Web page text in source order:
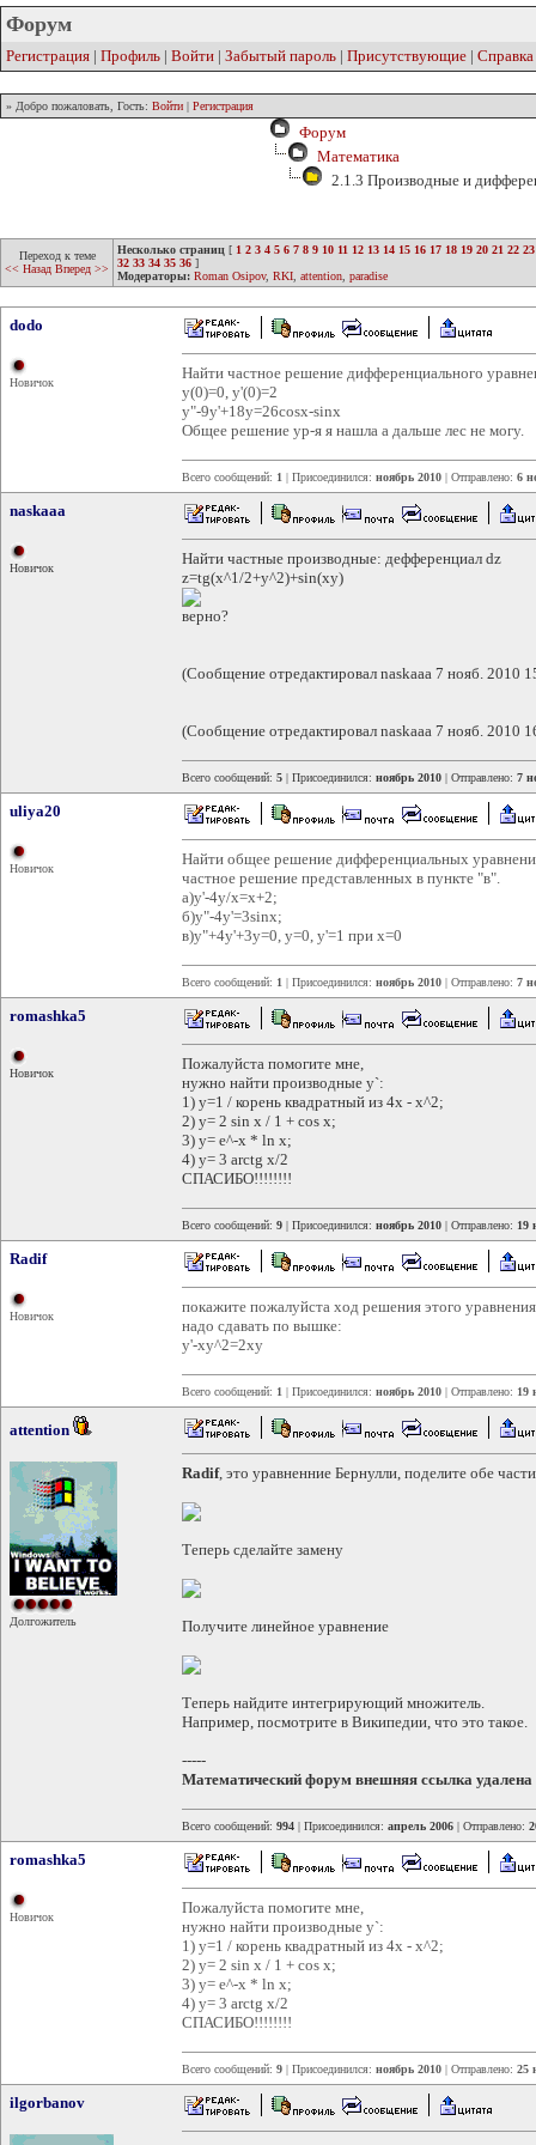
Форум
Регистрация | Профиль | Войти | Забытый пароль | Присутствующие | Справка
» Добро пожаловать, Гость: Войти | Регистрация
Форум
Математика
2.1.3 Производные и
Переход к теме
<< Назад Вперед >>
Несколько страниц [ 1 2 3 4 5 6 7 8 9 10 11 12 13 14 15 16 17 18 19 20 21 22 23
32 33 34 35 36 ]
Модераторы: Roman Osipov, RKI attention paradise
dodo
Новичок
Найти частное решение дифференциального
y(0)=0, y'(0)=2
y"-9у'+18у=26cosx-sinx
Общее решение ур-я я нашла а дальше лес не могу.
Всего сообщений: 1 | Присоединился: ноябрь 2010 | Отправлено: 6
naskaaa
Новичок
Найти частные производные: дефференциал dz
z=tg(x^1/2+y^2)+sin(xy)
верно?
(Сообщение отредактировал naskaaa 7 нояб. 2010
(Сообщение отредактировал naskaaa 7 нояб. 2010
Всего сообщений: 5 | Присоединился: ноябрь 2010 | Отправлено: 7
uliya20
Новичок
Найти общее решение дифференциальных
частное решение представленных в пункте "в".
а)y'-4y/x=x+2;
б)y"-4y'=3sinx;
в)y"+4y'+3y=0, y=0, y'=1 при x=0
Всего сообщений: 1 | Присоединился: ноябрь 2010 | Отправлено: 7
romashka5
Новичок
Пожалуйста помогите мне,
нужно найти производные у`:
1) у=1 / корень квадратный из 4x - x^2;
2) у= 2 sin x / 1 + cos x;
3) у= е^-x * ln x;
4) у= 3 arctg x/2
СПАСИБО!!!!!!!!
Всего сообщений: 9 | Присоединился: ноябрь 2010 | Отправлено: 19
Radif
Новичок
покажите пожалуйста ход решения этого
надо сдавать по вышке:
y'-xy^2=2xy
Всего сообщений: 1 | Присоединился: ноябрь 2010 | Отправлено: 19
attention
Долгожитель
Radif, это уравненние Бернулли, поделите обе
Теперь сделайте замену
Получите линейное уравнение
Теперь найдите интегрирующий множитель.
Например, посмотрите в Википедии, что это такое.
-----
Математический форум внешняя ссылка удалена
Всего сообщений: 994 | Присоединился: апрель 2006 | Отправлено:
romashka5
Новичок
Пожалуйста помогите мне,
нужно найти производные у`:
1) у=1 / корень квадратный из 4x - x^2;
2) у= 2 sin x / 1 + cos x;
3) у= е^-x * ln x;
4) у= 3 arctg x/2
СПАСИБО!!!!!!!!
Всего сообщений: 9 | Присоединился: ноябрь 2010 | Отправлено: 25
ilgorbanov